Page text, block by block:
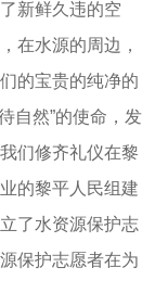
新鲜久违的空
在水源的周边，
的宝贵的纯净的
自然”的使命，发
们修齐礼仪在黎
的黎平人民组建
了水资源保护志
保护志愿者在为